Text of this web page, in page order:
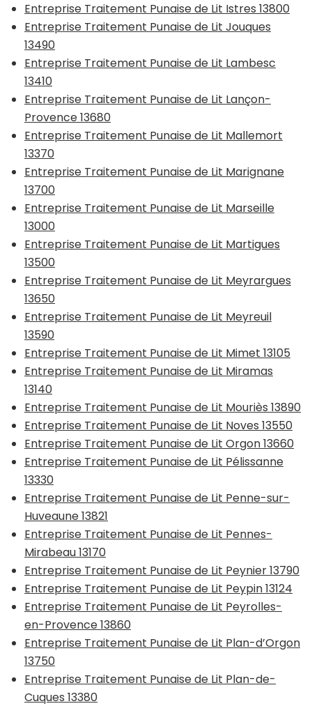
Entreprise Traitement Punaise de Lit Istres 13800
Entreprise Traitement Punaise de Lit Jouques
13490
Entreprise Traitement Punaise de Lit Lambesc
13410
Entreprise Traitement Punaise de Lit Lançon-
Provence 13680
Entreprise Traitement Punaise de Lit Mallemort
13370
Entreprise Traitement Punaise de Lit Marignane
13700
Entreprise Traitement Punaise de Lit Marseille
13000
Entreprise Traitement Punaise de Lit Martigues
13500
Entreprise Traitement Punaise de Lit Meyrargues
13650
Entreprise Traitement Punaise de Lit Meyreuil
13590
Entreprise Traitement Punaise de Lit Mimet 13105
Entreprise Traitement Punaise de Lit Miramas
13140
Entreprise Traitement Punaise de Lit Mouriès 13890
Entreprise Traitement Punaise de Lit Noves 13550
Entreprise Traitement Punaise de Lit Orgon 13660
Entreprise Traitement Punaise de Lit Pélissanne
13330
Entreprise Traitement Punaise de Lit Penne-sur-
Huveaune 13821
Entreprise Traitement Punaise de Lit Pennes-
Mirabeau 13170
Entreprise Traitement Punaise de Lit Peynier 13790
Entreprise Traitement Punaise de Lit Peypin 13124
Entreprise Traitement Punaise de Lit Peyrolles-
en-Provence 13860
Entreprise Traitement Punaise de Lit Plan-d’Orgon
13750
Entreprise Traitement Punaise de Lit Plan-de-
Cuques 13380